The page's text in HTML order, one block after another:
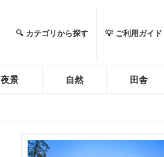
🔍 カテゴリから探す 💡 ご利用ガイド
夜景 自然 田舎